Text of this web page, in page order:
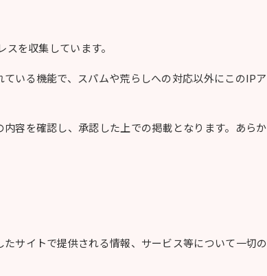
を収集しています。
いる機能で、スパムや荒らしへの対応以外にこのIPア
容を確認し、承認した上での掲載となります。あらか
サイトで提供される情報、サービス等について一切の